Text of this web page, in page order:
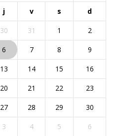
j v s d
30 31 1 2
6 7 8 9
13 14 15 16
20 21 22 23
27 28 29 30
3 4 5 6